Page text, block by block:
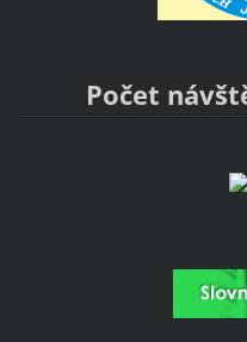
Počet